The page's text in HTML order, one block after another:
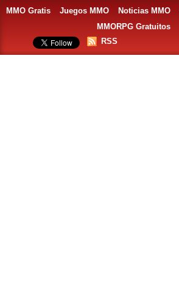
MMO Gratis Juegos MMO Noticias MMO
MMORPG Gratuitos
RSS